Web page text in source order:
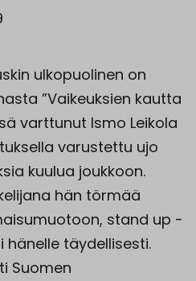
ulkopuolinen on
”Vaikeuksien kautta
varttunut Ismo Leikola
varustettu ujo
kuulua joukkoon.
hän törmää
stand up -
hänelle täydellisesti.
Suomen